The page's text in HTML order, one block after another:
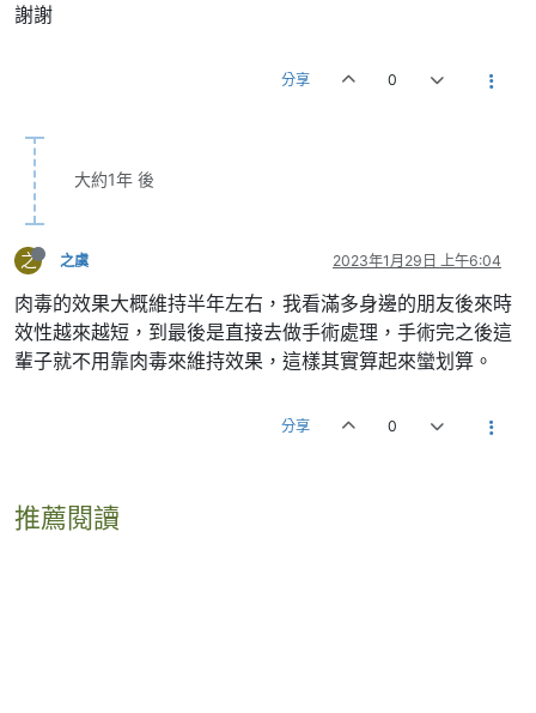
謝謝
分享 0
大約1年 後
之 之虞 2023年1月29日 上午6:04
肉毒的效果大概維持半年左右，我看滿多身邊的朋友後來時
效性越來越短，到最後是直接去做手術處理，手術完之後這
輩子就不用靠肉毒來維持效果，這樣其實算起來蠻划算。
分享 0
推薦閱讀